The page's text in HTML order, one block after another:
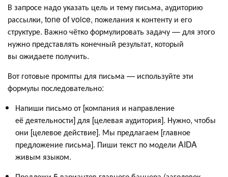
В запросе надо указать цель и тему письма, аудиторию
рассылки, tone of voice, пожелания к контенту и его
структуре. Важно чётко формулировать задачу — для этого
нужно представлять конечный результат, который
вы ожидаете получить.
Вот готовые промпты для письма — используйте эти
формулы последовательно:
Напиши письмо от [компания и направление
её деятельности] для [целевая аудитория]. Нужно, чтобы
они [целевое действие]. Мы предлагаем [главное
предложение письма]. Пиши текст по модели AIDA
живым языком.